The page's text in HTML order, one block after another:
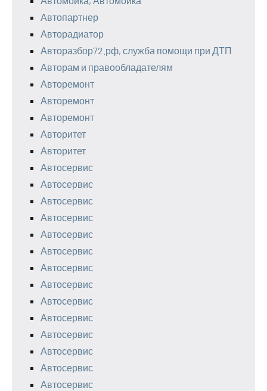
Автопартнер
Авторадиатор
Авторазбор72.рф, служба помощи при ДТП
Авторам и правообладателям
Авторемонт
Авторемонт
Авторемонт
Авторитет
Авторитет
Автосервис
Автосервис
Автосервис
Автосервис
Автосервис
Автосервис
Автосервис
Автосервис
Автосервис
Автосервис
Автосервис
Автосервис
Автосервис
Автосервис